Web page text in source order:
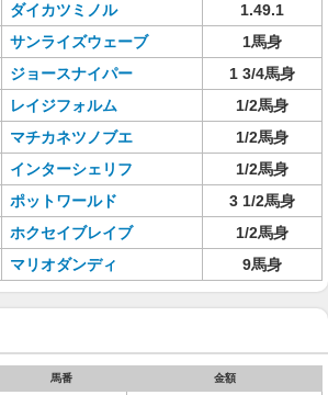
ダイカツミノル
1.49.1
サンライズウェーブ
1馬身
ジョースナイパー
1 3/4馬身
レイジフォルム
1/2馬身
マチカネツノブエ
1/2馬身
インターシェリフ
1/2馬身
ポットワールド
3 1/2馬身
ホクセイブレイブ
1/2馬身
マリオダンディ 9馬身
馬番 金額